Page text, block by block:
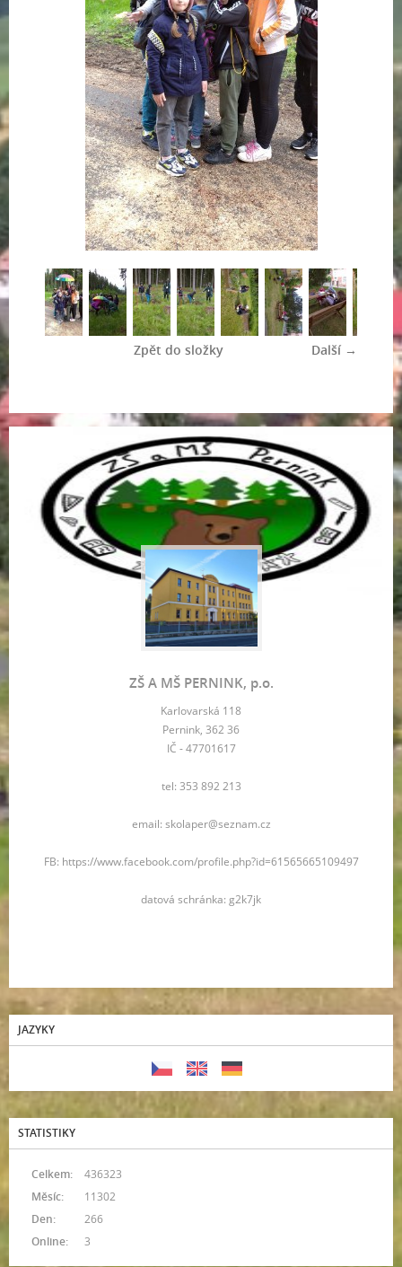
Další →
Zpět do složky
ZŠ A MŠ PERNINK, p.o.
Karlovarská 118
Pernink, 362 36
IČ - 47701617
tel: 353 892 213
email: skolaper@seznam.cz
FB: https://www.facebook.com/profile.php?id=61565665109497
datová schránka: g2k7jk
JAZYKY
STATISTIKY
Online: 3
Celkem:
436323
Měsíc:
11302
Den:
266